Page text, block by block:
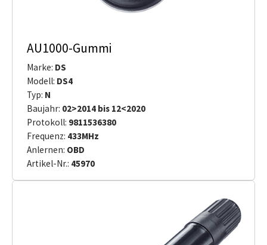
AU1000-Gummi
Marke: DS
Modell: DS4
Typ: N
Baujahr: 02>2014 bis 12<2020
Protokoll: 9811536380
Frequenz: 433MHz
Anlernen: OBD
Artikel-Nr.: 45970